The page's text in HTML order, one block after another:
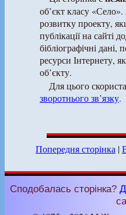
об’єкт класу
розвитку проекту,
публікації на сайті
бібліографічні дані,
ресурси Інтернету,
об’єкту.
Для цього
зворотнього зв’язку.
Попередня сторінка |
Сподобалась сторінка?